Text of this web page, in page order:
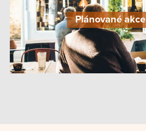
Plánované akce